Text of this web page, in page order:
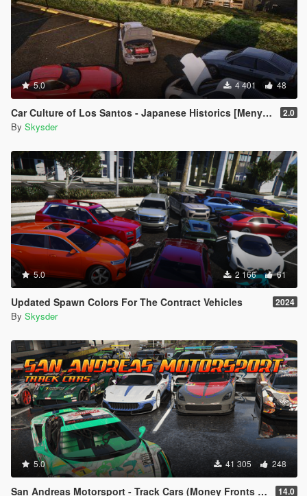
5.0 4 401 48
Car Culture of Los Santos - Japanese Historics [Menyoo] 2.0
By Skysder
5.0 2 166 61
Updated Spawn Colors For The Contract Vehicles 2024
By Skysder
5.0 41 305 248
San Andreas Motorsport - Track Cars (Money Fronts Update) [Menyoo] 14.0